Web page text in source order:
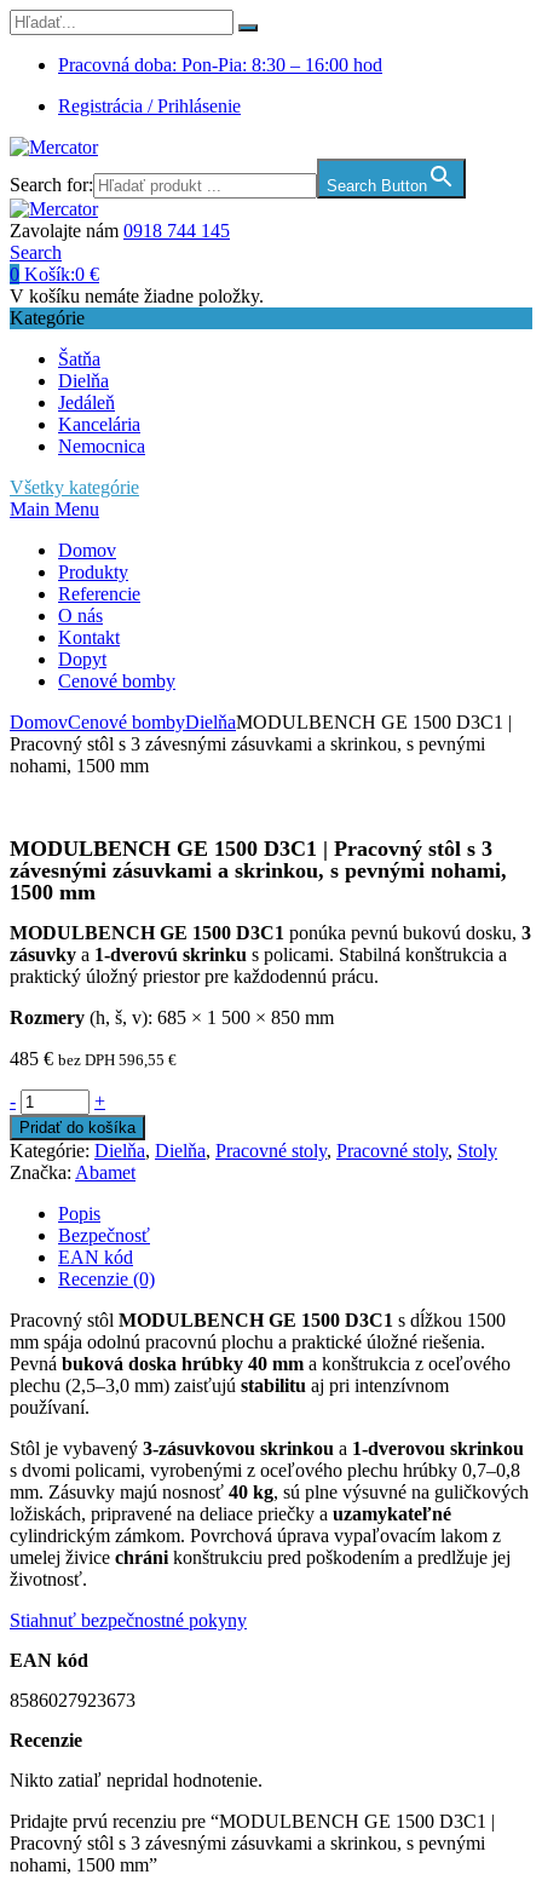
Pracovná doba: Pon-Pia: 8:30 – 16:00 hod
Registrácia / Prihlásenie
Search for: Search Button
Zavolajte nám 0918 744 145
Search
0 Košík:0 €
V košíku nemáte žiadne položky.
Kategórie
Šatňa
Dielňa
Jedáleň
Kancelária
Nemocnica
Všetky kategórie
Main Menu
Domov
Produkty
Referencie
O nás
Kontakt
Dopyt
Cenové bomby
DomovCenové bombyDielňaMODULBENCH GE 1500 D3C1 |
Pracovný stôl s 3 závesnými zásuvkami a skrinkou, s pevnými
nohami, 1500 mm
MODULBENCH GE 1500 D3C1 | Pracovný stôl s 3
závesnými zásuvkami a skrinkou, s pevnými nohami,
1500 mm
MODULBENCH GE 1500 D3C1 ponúka pevnú bukovú dosku, 3
zásuvky a 1-dverovú skrinku s policami. Stabilná konštrukcia a
praktický úložný priestor pre každodennú prácu.
Rozmery (h, š, v): 685 × 1 500 × 850 mm
485 € bez DPH 596,55 €
- +
Pridať do košíka
Kategórie: Dielňa, Dielňa, Pracovné stoly, Pracovné stoly, Stoly
Značka: Abamet
Popis
Bezpečnosť
EAN kód
Recenzie (0)
Pracovný stôl MODULBENCH GE 1500 D3C1 s dĺžkou 1500
mm spája odolnú pracovnú plochu a praktické úložné riešenia.
Pevná buková doska hrúbky 40 mm a konštrukcia z oceľového
plechu (2,5–3,0 mm) zaisťujú stabilitu aj pri intenzívnom
používaní.
Stôl je vybavený 3-zásuvkovou skrinkou a 1-dverovou skrinkou
s dvomi policami, vyrobenými z oceľového plechu hrúbky 0,7–0,8
mm. Zásuvky majú nosnosť 40 kg, sú plne výsuvné na guličkových
ložiskách, pripravené na deliace priečky a uzamykateľné
cylindrickým zámkom. Povrchová úprava vypaľovacím lakom z
umelej živice chráni konštrukciu pred poškodením a predlžuje jej
životnosť.
Stiahnuť bezpečnostné pokyny
EAN kód
8586027923673
Recenzie
Nikto zatiaľ nepridal hodnotenie.
Pridajte prvú recenziu pre “MODULBENCH GE 1500 D3C1 |
Pracovný stôl s 3 závesnými zásuvkami a skrinkou, s pevnými
nohami, 1500 mm”